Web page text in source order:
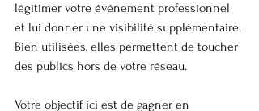
légitimer votre événement professionnel
et lui donner une visibilité supplémentaire.
Bien utilisées, elles permettent de toucher
des publics hors de votre réseau.
Votre objectif ici est de gagner en